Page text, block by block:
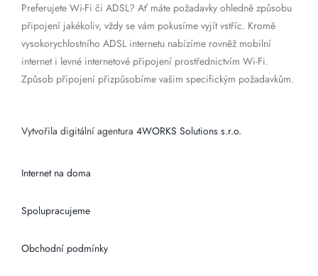
Preferujete Wi-Fi či ADSL? Ať máte požadavky ohledně způsobu
připojení jakékoliv, vždy se vám pokusíme vyjít vstříc. Kromě
vysokorychlostního ADSL internetu nabízíme rovněž mobilní
internet i levné internetové připojení prostřednictvím Wi-Fi.
Způsob připojení přizpůsobíme vašim specifickým požadavkům.
Vytvořila digitální agentura 4WORKS Solutions s.r.o.
Internet na doma
Spolupracujeme
Obchodní podmínky